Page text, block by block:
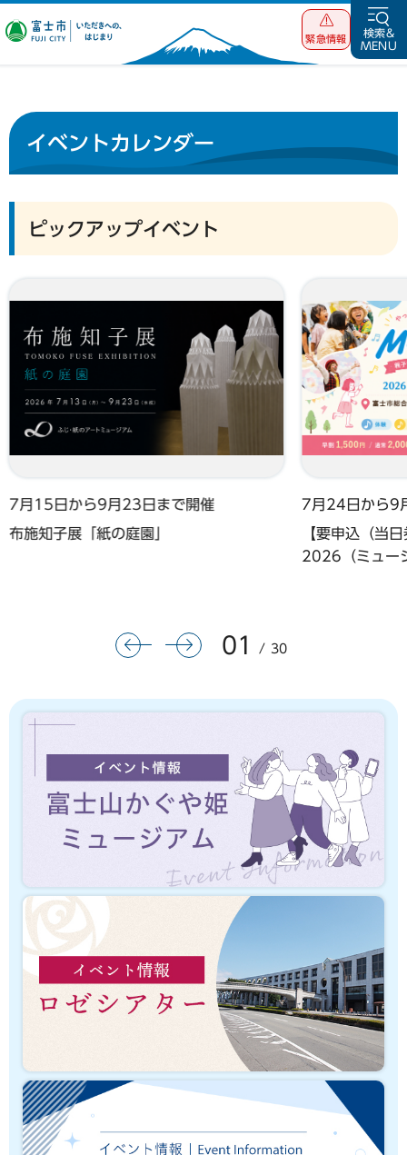
富士市 いただ
緊急情報
検索&
MENU
イベントカレンダー
ピックアップイベント
前のスライドを表示
次のスライドを表示
01 30
7月15日から9月23日まで開催
布施知子展「紙の庭園」
7月24日から9
【要申込（当
2026（ミュー